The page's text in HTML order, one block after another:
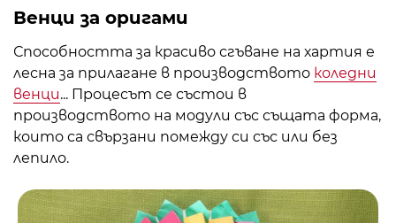
Венци за оригами
Способността за красиво сгъване на хартия е
лесна за прилагане в производството коледни
венци... Процесът се състои в
производството на модули със същата форма,
които са свързани помежду си със или без
лепило.